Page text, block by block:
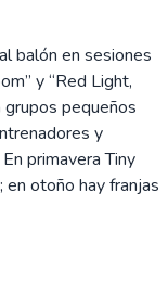
balón en sesiones
y “Red Light,
pequeños
y
primavera Tiny
otoño hay franjas